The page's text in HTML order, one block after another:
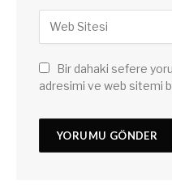
Bir dahaki sefere
adresimi ve web sitemi